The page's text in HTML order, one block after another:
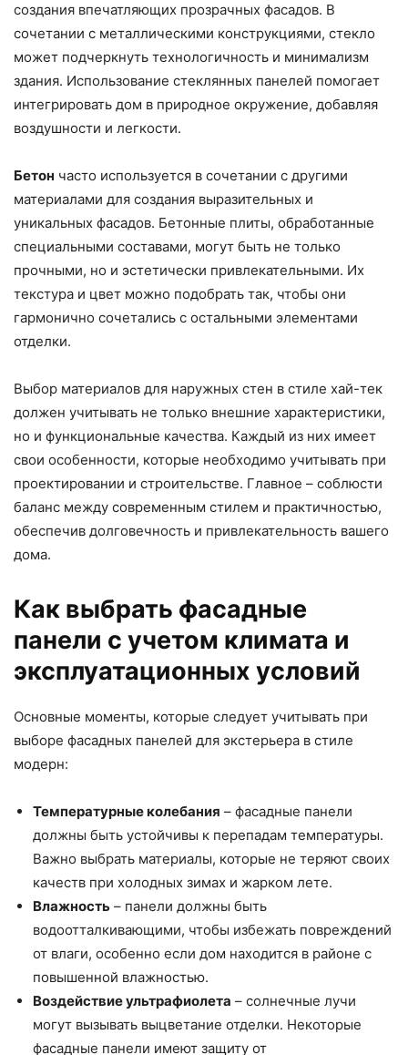
создания впечатляющих прозрачных фасадов. В
сочетании с металлическими конструкциями, стекло
может подчеркнуть технологичность и минимализм
здания. Использование стеклянных панелей помогает
интегрировать дом в природное окружение, добавляя
воздушности и легкости.
Бетон часто используется в сочетании с другими
материалами для создания выразительных и
уникальных фасадов. Бетонные плиты, обработанные
специальными составами, могут быть не только
прочными, но и эстетически привлекательными. Их
текстура и цвет можно подобрать так, чтобы они
гармонично сочетались с остальными элементами
отделки.
Выбор материалов для наружных стен в стиле хай-тек
должен учитывать не только внешние характеристики,
но и функциональные качества. Каждый из них имеет
свои особенности, которые необходимо учитывать при
проектировании и строительстве. Главное – соблюсти
баланс между современным стилем и практичностью,
обеспечив долговечность и привлекательность вашего
дома.
Как выбрать фасадные
панели с учетом климата и
эксплуатационных условий
Основные моменты, которые следует учитывать при
выборе фасадных панелей для экстерьера в стиле
модерн:
Температурные колебания – фасадные панели
должны быть устойчивы к перепадам температуры.
Важно выбрать материалы, которые не теряют своих
качеств при холодных зимах и жарком лете.
Влажность – панели должны быть
водоотталкивающими, чтобы избежать повреждений
от влаги, особенно если дом находится в районе с
повышенной влажностью.
Воздействие ультрафиолета – солнечные лучи
могут вызывать выцветание отделки. Некоторые
фасадные панели имеют защиту от